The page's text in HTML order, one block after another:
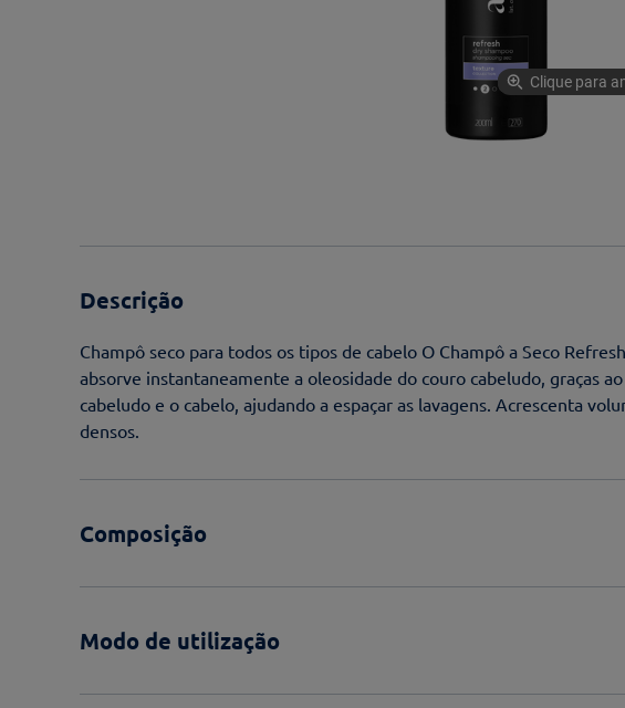
Clique para
Descrição
Champô seco para todos os tipos de cabelo O Champô a Seco
absorve instantaneamente a oleosidade do couro cabeludo, graças
cabeludo e o cabelo, ajudando a espaçar as lavagens. Acrescenta
densos.
Composição
Modo de utilização